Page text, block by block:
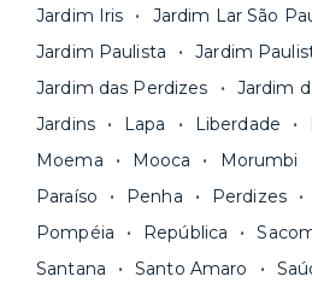
Seja uma mala ou um
só levar as suas coisas e
contrato na tela do seu
Simples, seguro e sem
Jardim Iris
Jardim Lar São
Jardim Paulista
Jardim
Jardim das Perdizes
Jardim
Jardins
Lapa Liberdade
Moema
Mooca Morumbi
Paraíso
Penha Perdizes
Pompéia
República
Santana
Santo Amaro